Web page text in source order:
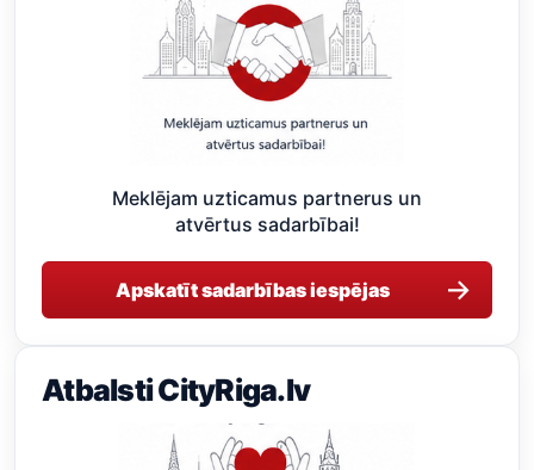
Meklējam uzticamus partnerus un
atvērtus sadarbībai!
Apskatīt sadarbības iespējas →
Atbalsti CityRiga.lv